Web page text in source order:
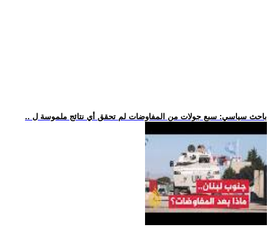
.. باحث سياسي: سبع جولات من المفاوضات لم تحقق أي نتائج ملموسة ل